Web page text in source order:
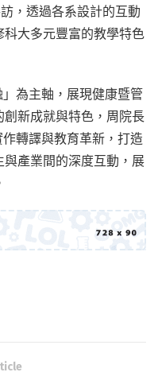
，透過各系設計的互動
大多元豐富的教學特色
為主軸，展現健康暨管
新成就與特色，周院長
轉譯與教育革新，打造
產業間的深度互動，展